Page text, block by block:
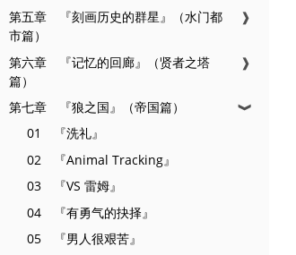
第五章 『刻画历史的群星』（水门都
市篇）
❱
第六章 『记忆的回廊』（贤者之塔
篇）
❱
第七章 『狼之国』（帝国篇） ❱
01 『洗礼』
02 『Animal Tracking』
03 『VS 雷姆』
04 『有勇气的抉择』
05 『男人很艰苦』